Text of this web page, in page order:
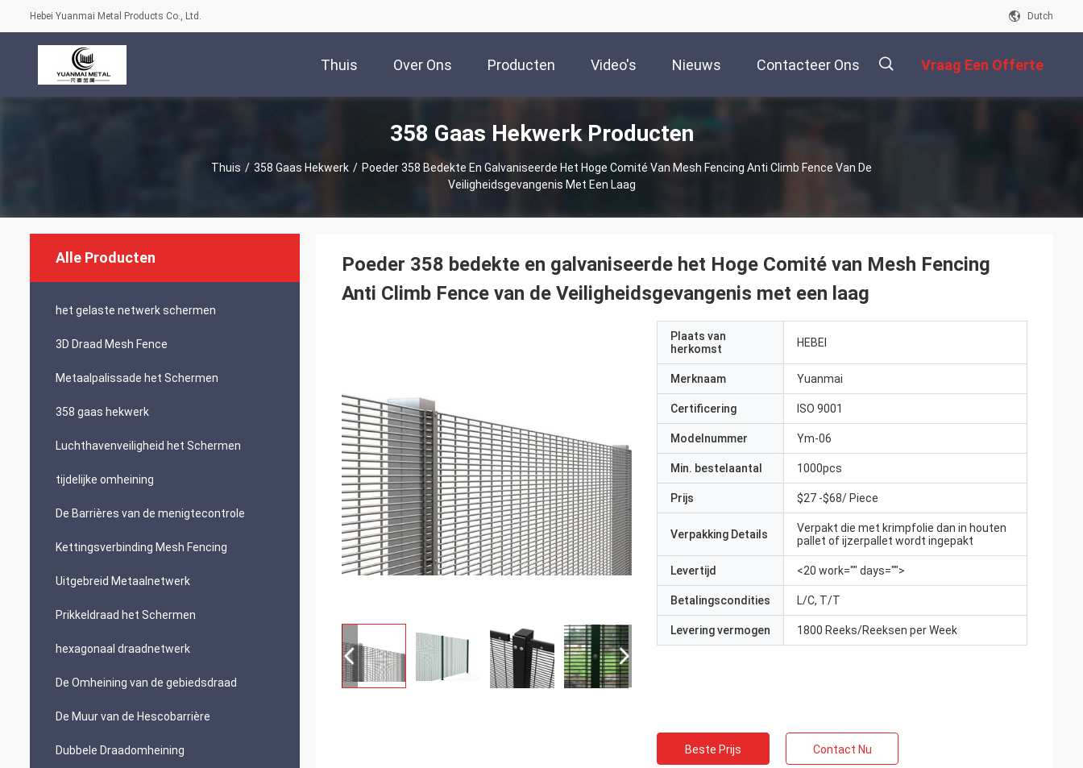
Hebei Yuanmai Metal Products Co., Ltd. Dutch
Thuis Over Ons Producten Video's Nieuws Contacteer Ons Vraag Een Offerte
358 Gaas Hekwerk Producten
Thuis / 358 Gaas Hekwerk / Poeder 358 Bedekte En Galvaniseerde Het Hoge Comité Van Mesh Fencing Anti Climb Fence Van De
Veiligheidsgevangenis Met Een Laag
Alle Producten
het gelaste netwerk schermen
3D Draad Mesh Fence
Metaalpalissade het Schermen
358 gaas hekwerk
Luchthavenveiligheid het Schermen
tijdelijke omheining
De Barrières van de menigtecontrole
Kettingsverbinding Mesh Fencing
Uitgebreid Metaalnetwerk
Prikkeldraad het Schermen
hexagonaal draadnetwerk
De Omheining van de gebiedsdraad
De Muur van de Hescobarrière
Dubbele Draadomheining
Poeder 358 bedekte en galvaniseerde het Hoge Comité van Mesh Fencing
Anti Climb Fence van de Veiligheidsgevangenis met een laag
Plaats van
herkomst
HEBEI
Merknaam Yuanmai
Certificering ISO 9001
Modelnummer Ym-06
Min. bestelaantal 1000pcs
Prijs $27 -$68/ Piece
Verpakking Details
Verpakt die met krimpfolie dan in houten
pallet of ijzerpallet wordt ingepakt
Levertijd <20 work="" days="">
Betalingscondities L/C, T/T
Levering vermogen 1800 Reeks/Reeksen per Week
Beste Prijs Contact Nu